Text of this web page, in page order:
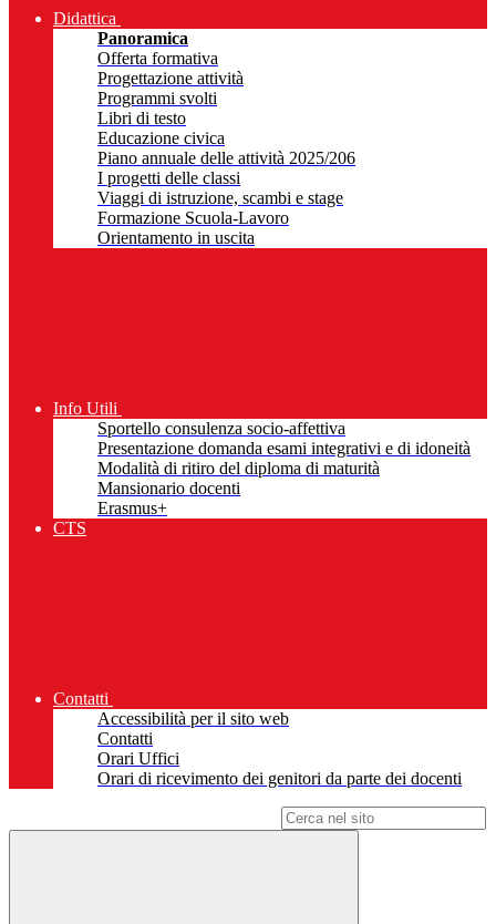
Didattica
Panoramica
Offerta formativa
Progettazione attività
Programmi svolti
Libri di testo
Educazione civica
Piano annuale delle attività 2025/206
I progetti delle classi
Viaggi di istruzione, scambi e stage
Formazione Scuola-Lavoro
Orientamento in uscita
Info Utili
Sportello consulenza socio-affettiva
Presentazione domanda esami integrativi e di idoneità
Modalità di ritiro del diploma di maturità
Mansionario docenti
Erasmus+
CTS
Contatti
Accessibilità per il sito web
Contatti
Orari Uffici
Orari di ricevimento dei genitori da parte dei docenti